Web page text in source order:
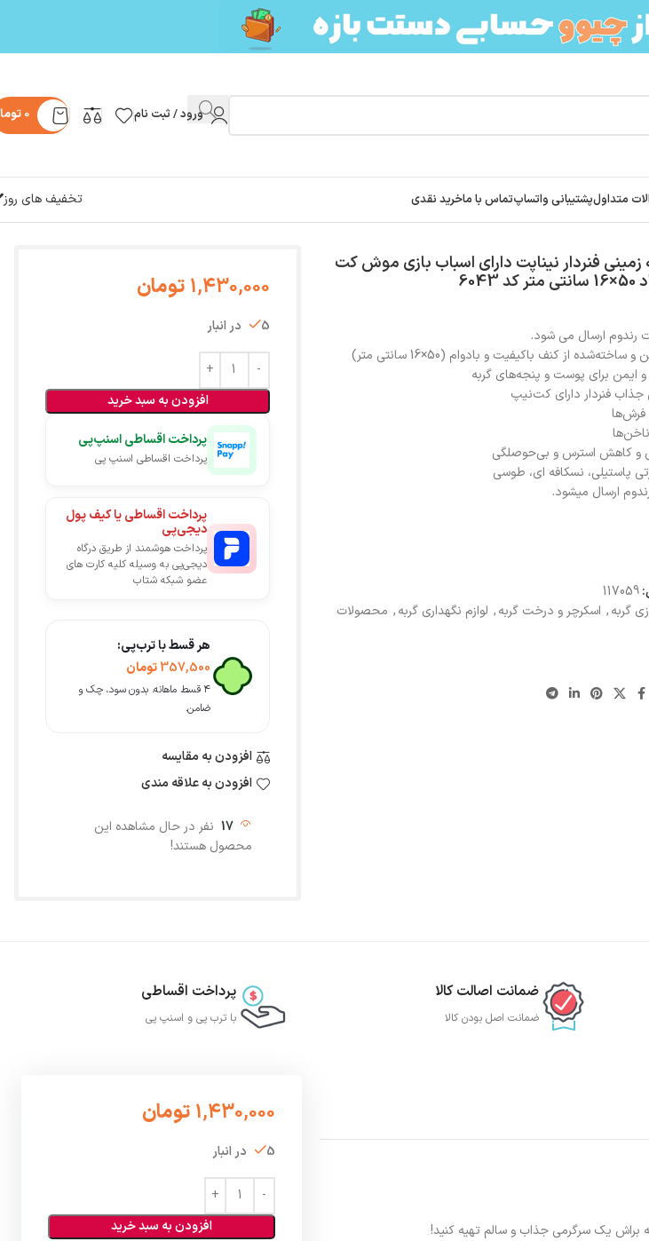
ورود / ثبت نام 0
متداولپشتیبانی واتساپتماس با ماخرید نقدی
تخفیف های روز
زمینی فنردار نیناپت دارای اسباب بازی موش کت
رندوم ارسال می شود.
از کنف باکیفیت و بادوام (50×16 سانتی متر)
برای پوست و پنجه‌های گربه
فنردار دارای کت‌نیپ
فرش‌ها
و کاهش استرس و بی‌حوصلگی
پاستیلی، نسکافه ای، طوسی
ارسال میشود.
117059
گربه, اسکرچر و درخت گربه, لوازم نگهداری گربه, محصولات
1,430,000 تومان
5 در انبار
افزودن به سبد خرید
پرداخت اقساطی اسنپ‌پی
پرداخت اقساطی اسنپ پی
پرداخت اقساطی یا کیف پول
دیجی‌پی
پرداخت هوشمند از طریق درگاه
دیجی‌پی به وسیله کلیه کارت های
عضو شبکه شتاب
هر قسط با ترب‌پی:
357,500تومان
۴ قسط ماهانه. بدون سود، چک و
ضامن.
افزودن به مقایسه
افزودن به علاقه مندی
17 نفر در حال مشاهده این
محصول هستند!
ضمانت اصالت کالا
ضمانت اصل بودن کالا
پرداخت اقساطی
با ترب‌ پی و اسنپ پی
براش یک سرگرمی جذاب و سالم تهیه کنید!
1,430,000 تومان
5 در انبار
افزودن به سبد خرید